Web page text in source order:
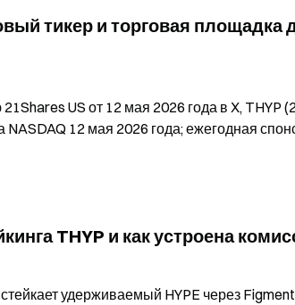
тикер и торговая площадка
US от 12 мая 2026 года в X, THYP
12 мая 2026 года; ежегодная
THYP и как устроена
удерживаемый HYPE через